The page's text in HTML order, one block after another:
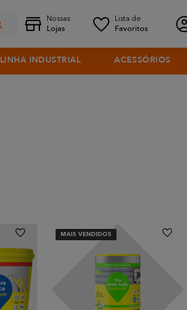
LINHA INDUSTRIAL ACESSÓRIOS
MAIS VENDIDOS